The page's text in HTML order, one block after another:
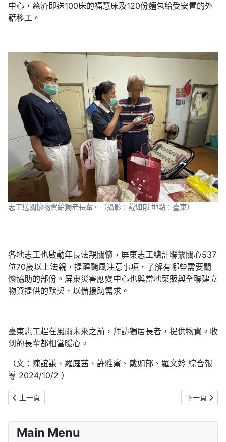
中心，慈濟即送100床的福慧床及120份麵包給受安置的外
籍移工。
志工送關懷物資給獨老長輩。（攝影：戴如郁 地點：臺東）
各地志工也啟動年長法親關懷，屏東志工總計聯繫關心537
位70歲以上法親，提醒颱風注意事項，了解有哪些需要關
懷協助的部份。屏東災害應變中心也與當地菜販與全聯建立
物資提供的默契，以備援助需求。
臺東志工趕在風雨未來之前，拜訪獨居長者，提供物資。收
到的長輩都相當暖心。
（文：陳誼謙、羅庭茜、許雅甯、戴如郁、羅文妗 綜合報
導 2024/10/2 ）
上一篇文章: 山陀兒颱風來襲 慈濟line關懷逾十九萬人次
上一頁 下一篇文章:
下一頁
Main Menu